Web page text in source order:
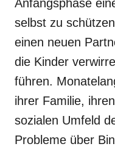
Anfangsphase
selbst zu
einen neuen
die Kinder
führen.
ihrer Familie,
sozialen Umfeld
Probleme über